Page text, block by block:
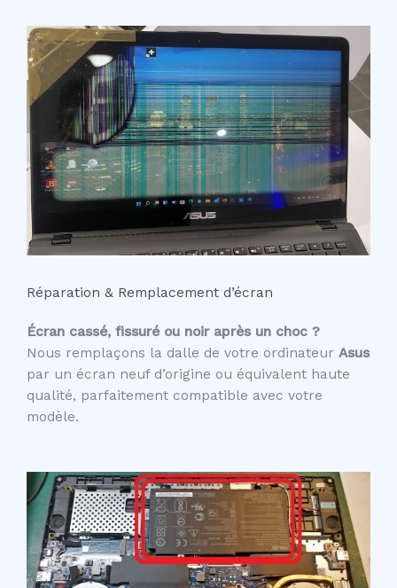
Réparation & Remplacement d’écran
Écran cassé, fissuré ou noir après un choc ?
Nous remplaçons la dalle de votre ordinateur Asus
par un écran neuf d’origine ou équivalent haute
qualité, parfaitement compatible avec votre
modèle.